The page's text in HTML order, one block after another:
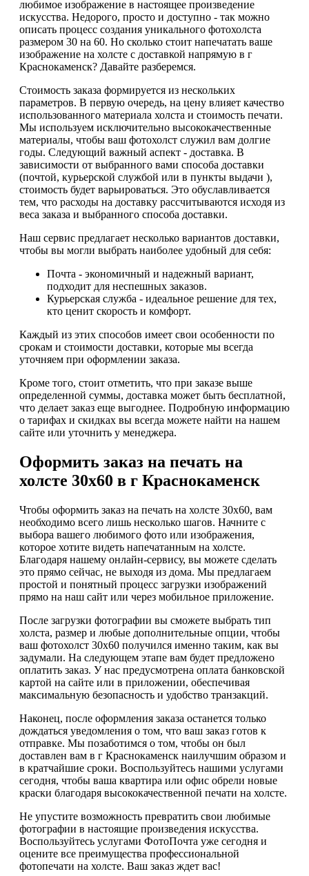
любимое изображение в настоящее произведение
искусства. Недорого, просто и доступно - так можно
описать процесс создания уникального фотохолста
размером 30 на 60. Но сколько стоит напечатать ваше
изображение на холсте с доставкой напрямую в г
Краснокаменск? Давайте разберемся.
Стоимость заказа формируется из нескольких
параметров. В первую очередь, на цену влияет качество
использованного материала холста и стоимость печати.
Мы используем исключительно высококачественные
материалы, чтобы ваш фотохолст служил вам долгие
годы. Следующий важный аспект - доставка. В
зависимости от выбранного вами способа доставки
(почтой, курьерской службой или в пункты выдачи ),
стоимость будет варьироваться. Это обуславливается
тем, что расходы на доставку рассчитываются исходя из
веса заказа и выбранного способа доставки.
Наш сервис предлагает несколько вариантов доставки,
чтобы вы могли выбрать наиболее удобный для себя:
Почта - экономичный и надежный вариант,
подходит для неспешных заказов.
Курьерская служба - идеальное решение для тех,
кто ценит скорость и комфорт.
Каждый из этих способов имеет свои особенности по
срокам и стоимости доставки, которые мы всегда
уточняем при оформлении заказа.
Кроме того, стоит отметить, что при заказе выше
определенной суммы, доставка может быть бесплатной,
что делает заказ еще выгоднее. Подробную информацию
о тарифах и скидках вы всегда можете найти на нашем
сайте или уточнить у менеджера.
Оформить заказ на печать на
холсте 30х60 в г Краснокаменск
Чтобы оформить заказ на печать на холсте 30х60, вам
необходимо всего лишь несколько шагов. Начните с
выбора вашего любимого фото или изображения,
которое хотите видеть напечатанным на холсте.
Благодаря нашему онлайн-сервису, вы можете сделать
это прямо сейчас, не выходя из дома. Мы предлагаем
простой и понятный процесс загрузки изображений
прямо на наш сайт или через мобильное приложение.
После загрузки фотографии вы сможете выбрать тип
холста, размер и любые дополнительные опции, чтобы
ваш фотохолст 30х60 получился именно таким, как вы
задумали. На следующем этапе вам будет предложено
оплатить заказ. У нас предусмотрена оплата банковской
картой на сайте или в приложении, обеспечивая
максимальную безопасность и удобство транзакций.
Наконец, после оформления заказа останется только
дождаться уведомления о том, что ваш заказ готов к
отправке. Мы позаботимся о том, чтобы он был
доставлен вам в г Краснокаменск наилучшим образом и
в кратчайшие сроки. Воспользуйтесь нашими услугами
сегодня, чтобы ваша квартира или офис обрели новые
краски благодаря высококачественной печати на холсте.
Не упустите возможность превратить свои любимые
фотографии в настоящие произведения искусства.
Воспользуйтесь услугами ФотоПочта уже сегодня и
оцените все преимущества профессиональной
фотопечати на холсте. Ваш заказ ждет вас!